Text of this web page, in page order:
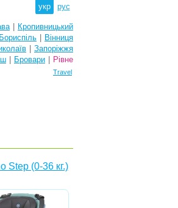
укр рус
Кропивницький
Бориспіль
Вінниця
Запоріжжя
Бровари
Рівне
Travel
Step (0-36 кг.)